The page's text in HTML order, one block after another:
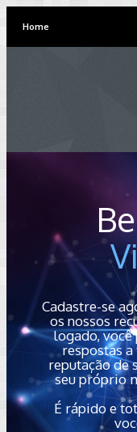
Home
Cadastre-se
os nossos
logado,
respostas
reputação de
seu próprio
É rápido e